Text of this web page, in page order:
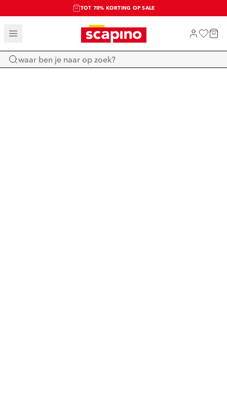
TOT 70% KORTING OP SALE
SALE: LAATSTE KANS!
SHOP NIEUW
Home